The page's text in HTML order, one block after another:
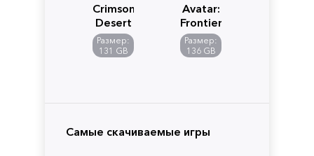
Crimson
Desert
Размер:
131 GB
Avatar:
Frontiers
of
Pandora
Размер:
136 GB
Самые скачиваемые игры